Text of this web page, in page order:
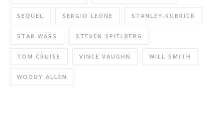
SEQUEL SERGIO LEONE STANLEY KUBRICK
STAR WARS STEVEN SPIELBERG
TOM CRUISE VINCE VAUGHN WILL SMITH
WOODY ALLEN